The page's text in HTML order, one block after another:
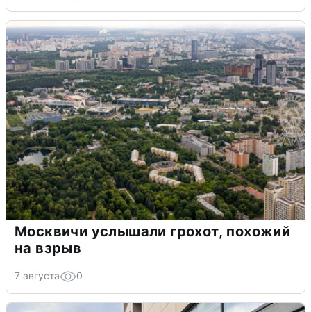
Москвичи услышали грохот, похожий
на взрыв
7 августа 0